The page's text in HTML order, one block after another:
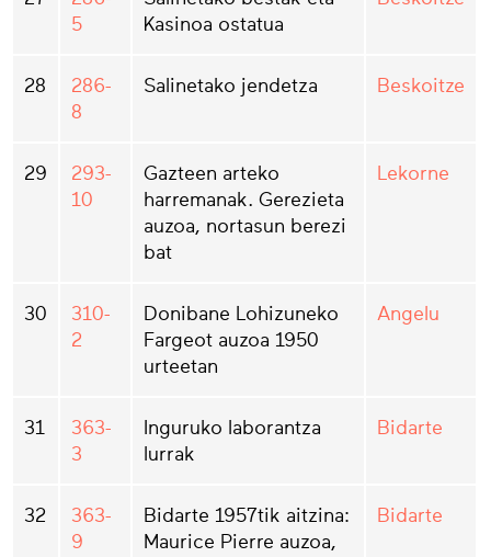
5
Kasinoa ostatua
28
286-
8
Salinetako jendetza Beskoitze
29
293-
10
Gazteen arteko
harremanak. Gerezieta
auzoa, nortasun berezi
bat
Lekorne
30
310-
2
Donibane Lohizuneko
Fargeot auzoa 1950
urteetan
Angelu
31
363-
3
Inguruko laborantza
lurrak
Bidarte
32
363-
9
Bidarte 1957tik aitzina:
Maurice Pierre auzoa,
Bidarte